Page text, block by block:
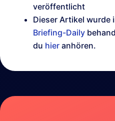
veröffentlicht
Dieser Artikel wurde
Briefing-Daily
du hier anhören.